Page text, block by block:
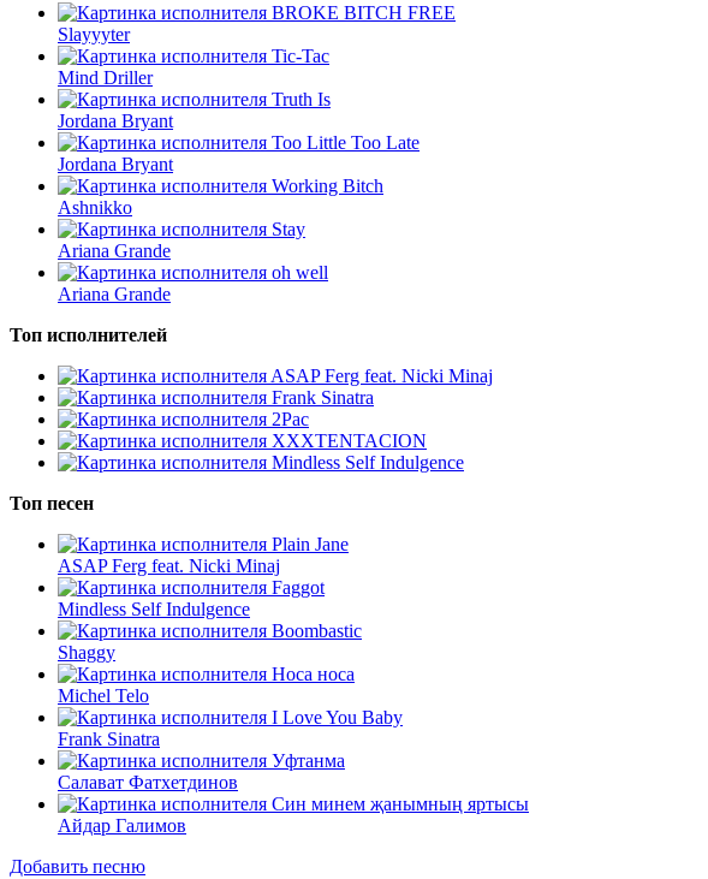
BROKE BITCH FREE
Slayyyter
Tic-Tac
Mind Driller
Truth Is
Jordana Bryant
Too Little Too Late
Jordana Bryant
Working Bitch
Ashnikko
Stay
Ariana Grande
oh well
Ariana Grande
Топ исполнителей
ASAP Ferg feat. Nicki Minaj
Frank Sinatra
2Pac
XXXTENTACION
Mindless Self Indulgence
Топ песен
Plain Jane
ASAP Ferg feat. Nicki Minaj
Faggot
Mindless Self Indulgence
Boombastic
Shaggy
Носа носа
Michel Telo
I Love You Baby
Frank Sinatra
Уфтанма
Салават Фатхетдинов
Син минем җанымның яртысы
Айдар Галимов
Добавить песню